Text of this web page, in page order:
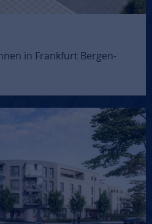
in Frankfurt Bergen-